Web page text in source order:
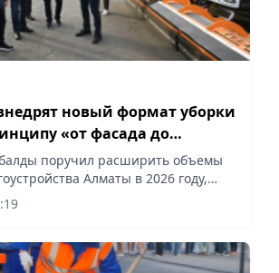
новый формат уборки
«от фасада до
поручил расширить объемы
Алматы в 2026 году,